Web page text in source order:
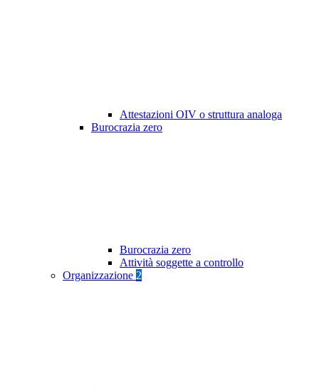
Attestazioni OIV o struttura analoga
Burocrazia zero
Burocrazia zero
Attività soggette a controllo
Organizzazione 2